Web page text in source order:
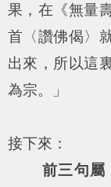
果，在《無量
首〈讚佛偈〉
出來，所以這
為宗。」
接下來：
前三句屬